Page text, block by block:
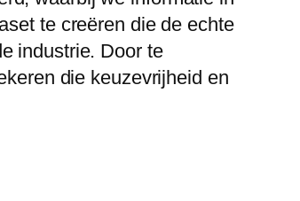
te creëren die de echte
industrie. Door te
die keuzevrijheid en